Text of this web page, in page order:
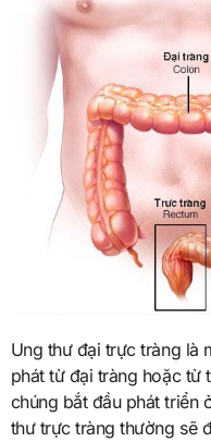
Ung thư đại trực tràng là một trong những loại u ác tính xuất
phát từ đại tràng hoặc từ
chúng bắt đầu phát triển
thư trực tràng thường sẽ